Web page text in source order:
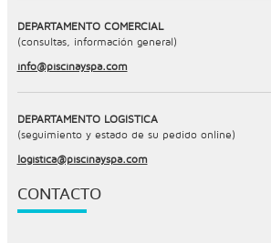
DEPARTAMENTO COMERCIAL
(consultas, información general)
info@piscinayspa.com
DEPARTAMENTO LOGÍSTICA
(seguimiento y estado de su pedido online)
logistica@piscinayspa.com
CONTACTO